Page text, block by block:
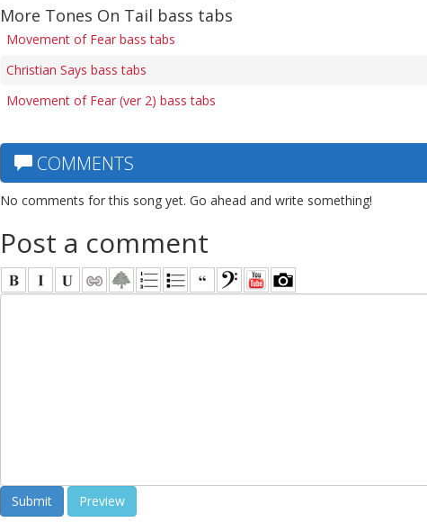
More Tones On Tail bass tabs
Movement of Fear bass tabs
Christian Says bass tabs
Movement of Fear (ver 2) bass tabs
COMMENTS
No comments for this song yet. Go ahead and write something!
Post a comment